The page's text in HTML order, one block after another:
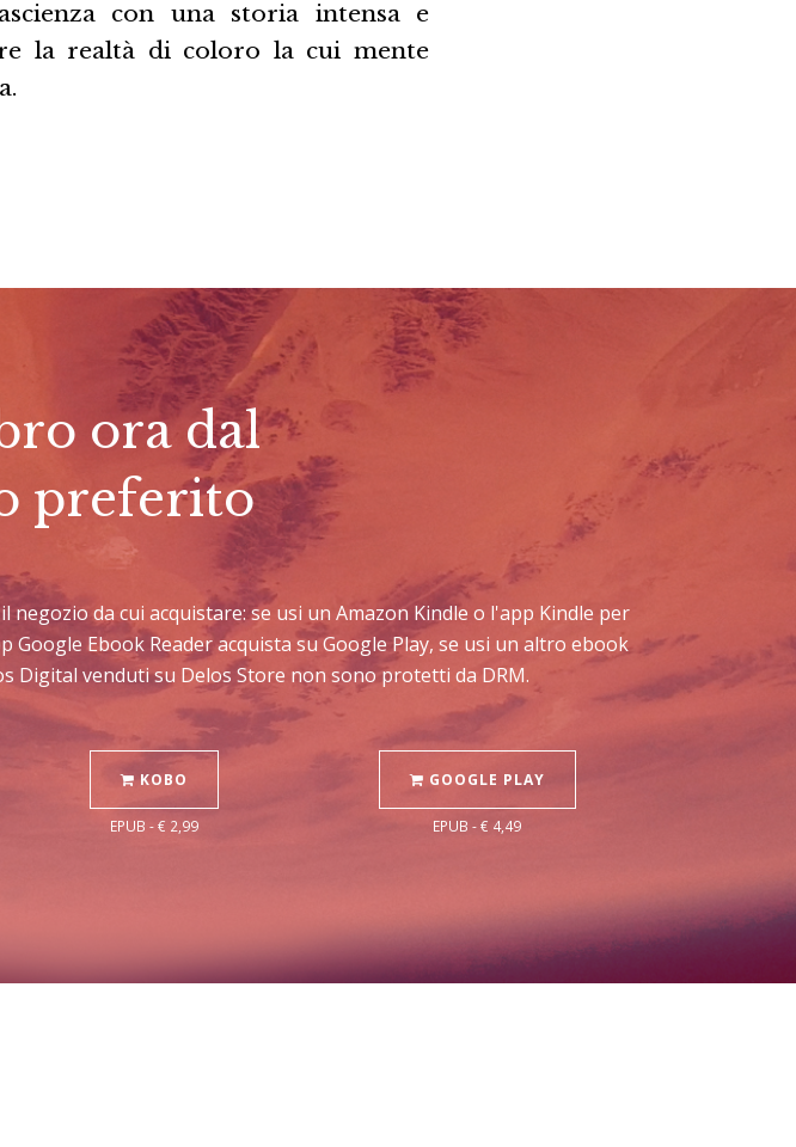
con una storia intensa e
la realtà di coloro la cui mente
ora dal
preferito
da cui acquistare: se usi un Amazon Kindle o l'app Kindle per
Google Ebook Reader acquista su Google Play, se usi un altro ebook
Digital venduti su Delos Store non sono protetti da DRM.
KOBO
EPUB - € 2,99
GOOGLE PLAY
EPUB - € 4,49